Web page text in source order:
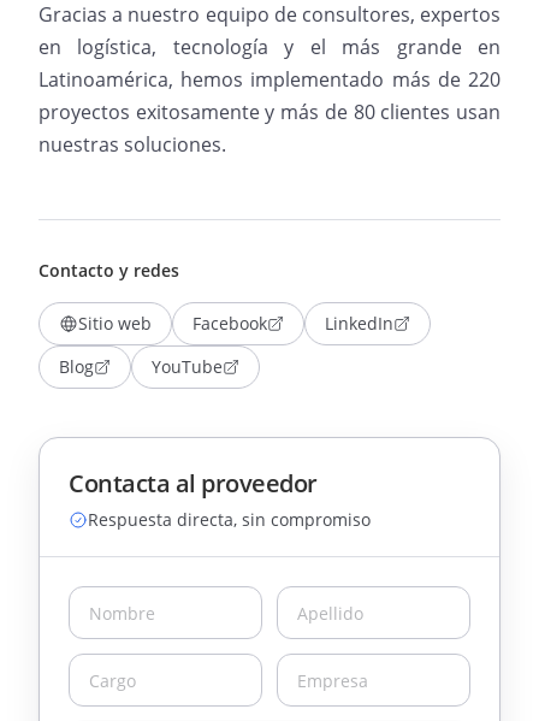
Gracias a nuestro equipo de consultores, expertos
en logística, tecnología y el más grande en
Latinoamérica, hemos implementado más de 220
proyectos exitosamente y más de 80 clientes usan
nuestras soluciones.
Contacto y redes
Sitio web Facebook
LinkedIn
Blog
YouTube
Contacta al proveedor
Respuesta directa, sin compromiso